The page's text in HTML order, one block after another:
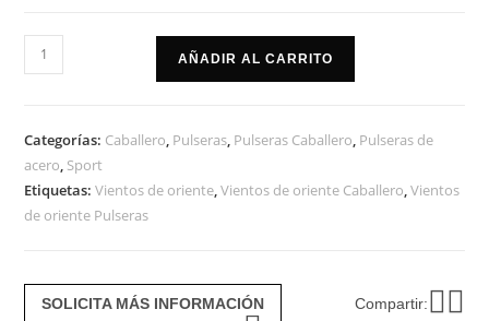
Pulsera
roca
AÑADIR AL CARRITO
Categorías: Caballero, Pulseras, Pulseras Caballero, Pulseras de
acero, Sport
Etiquetas:Vientos de oriente,Vientos de oriente Caballero,Vientos
de oriente Pulseras
SOLICITA MÁS INFORMACIÓN Compartir: